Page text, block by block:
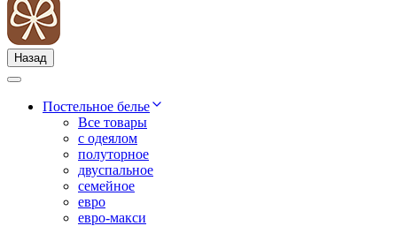
Назад
Постельное белье
Все товары
с одеялом
полуторное
двуспальное
семейное
евро
евро-макси